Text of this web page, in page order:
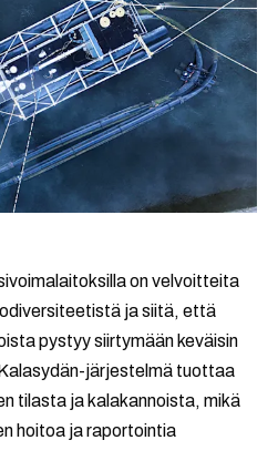
on velvoitteita
ja siitä, että
pystyy siirtymään keväisin
järjestelmä tuottaa
tilasta ja kalakannoista, mikä
hoitoa ja raportointia